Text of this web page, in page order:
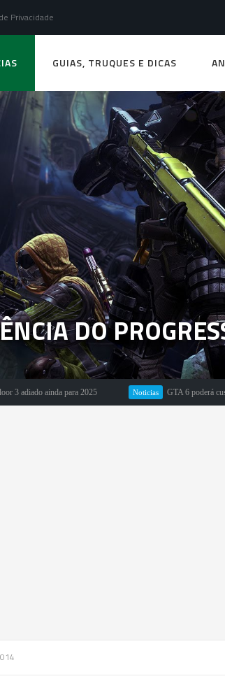
Privacidade
GUIAS, TRUQUES E DICAS
DO
ainda para 2025 GTA 6 poderá custar